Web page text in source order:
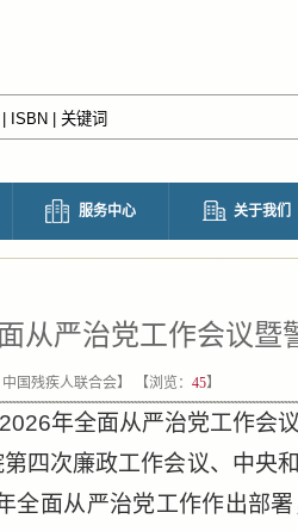
服务中心 关于我们
从严治党工作会议暨
国残疾人联合会】 【浏览： 45】
年全面从严治党工作会
四次廉政工作会议、中央
全面从严治党工作作出部